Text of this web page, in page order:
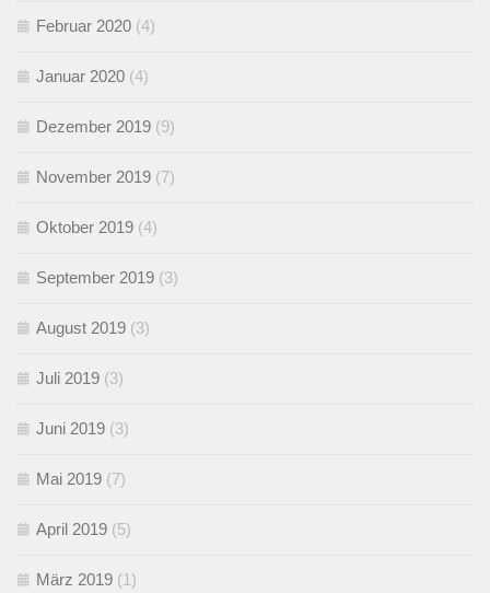
Februar 2020 (4)
Januar 2020 (4)
Dezember 2019 (9)
November 2019 (7)
Oktober 2019 (4)
September 2019 (3)
August 2019 (3)
Juli 2019 (3)
Juni 2019 (3)
Mai 2019 (7)
April 2019 (5)
März 2019 (1)